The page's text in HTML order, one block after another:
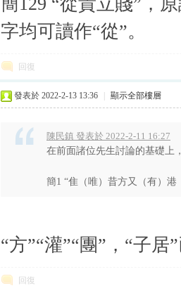
字均可讀作“從”。
回復
發表於 2022-2-13 13:36 顯示全部樓層
陳民鎮 發表於 2022-2-11 16:27
在前面諸位先生討論的基礎上
簡1 “隹（唯）昔方又（有）港
“方”“灌”“團”，“子居
回復